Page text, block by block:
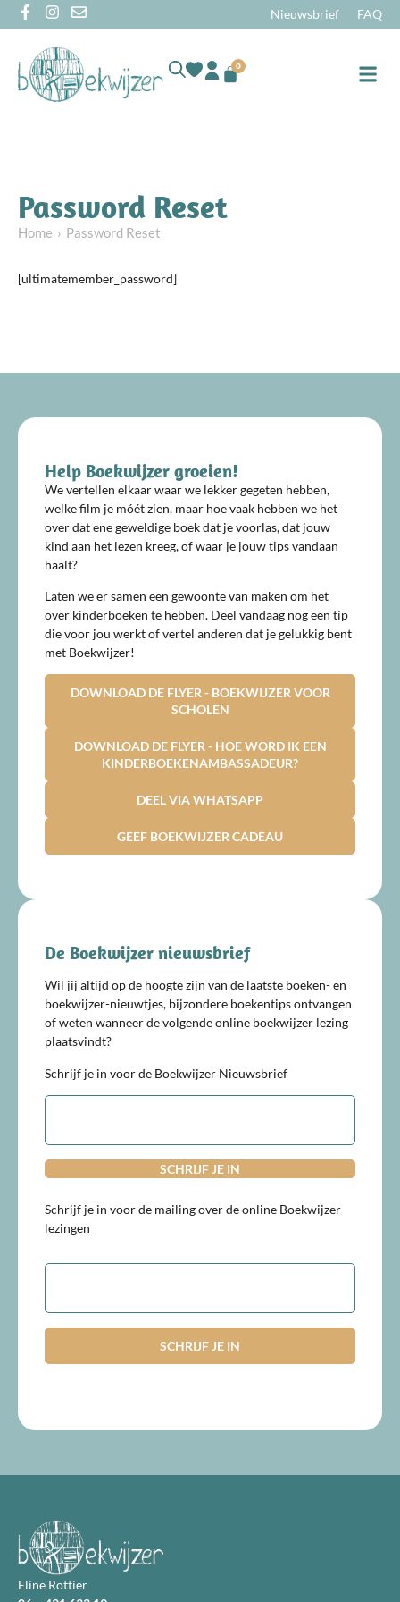
Nieuwsbrief FAQ
0
Password Reset
Home Password Reset
[ultimatemember_password]
Help Boekwijzer groeien!
We vertellen elkaar waar we lekker gegeten hebben,
welke film je móét zien, maar hoe vaak hebben we het
over dat ene geweldige boek dat je voorlas, dat jouw
kind aan het lezen kreeg, of waar je jouw tips vandaan
haalt?
Laten we er samen een gewoonte van maken om het
over kinderboeken te hebben. Deel vandaag nog een tip
die voor jou werkt of vertel anderen dat je gelukkig bent
met Boekwijzer!
DOWNLOAD DE FLYER - BOEKWIJZER VOOR
SCHOLEN
DOWNLOAD DE FLYER - HOE WORD IK EEN
KINDERBOEKENAMBASSADEUR?
DEEL VIA WHATSAPP
GEEF BOEKWIJZER CADEAU
De Boekwijzer nieuwsbrief
Wil jij altijd op de hoogte zijn van de laatste boeken- en
boekwijzer-nieuwtjes, bijzondere boekentips ontvangen
of weten wanneer de volgende online boekwijzer lezing
plaatsvindt?
Schrijf je in voor de Boekwijzer Nieuwsbrief
E-
Schrijf je in voor de mailing over de online Boekwijzer
lezingen
E-
Eline Rottier